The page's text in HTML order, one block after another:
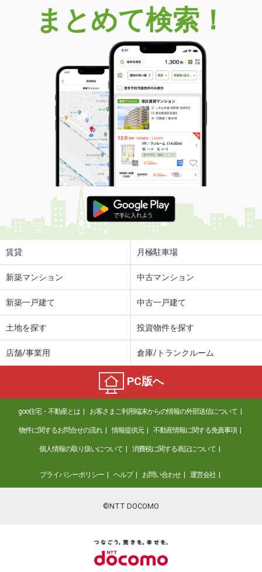
まとめて検索！
賃貸 月極駐車場
新築マンション 中古マンション
新築一戸建て 中古一戸建て
土地を探す 投資物件を探す
店舗/事業用 倉庫/トランクルーム
PC版へ
goo住宅・不動産とは お客さまご利用端末からの情報の外部送信について
物件に関するお問合せの流れ 情報提供元 不動産情報に関する免責事項
個人情報の取り扱いについて 消費税に関する表記について
プライバシーポリシー ヘルプ お問い合わせ 運営会社
©NTT DOCOMO